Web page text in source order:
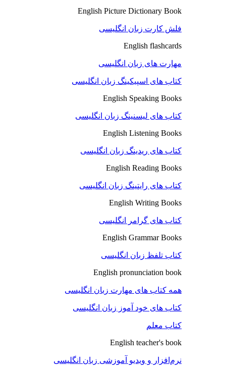
English Picture Dictionary Book
فلش کارت زبان انگلیسی
English flashcards
مهارت های زبان انگلیسی
کتاب های اسپیکینگ زبان انگلیسی
English Speaking Books
کتاب های لیسنینگ زبان انگلیسی
English Listening Books
کتاب های ریدینگ زبان انگلیسی
English Reading Books
کتاب های رایتینگ زبان انگلیسی
English Writing Books
کتاب های گرامر انگلیسی
English Grammar Books
کتاب تلفظ زبان انگلیسی
English pronunciation book
همه کتاب های مهارت زبان انگلیسی
کتاب های خود آموز زبان انگلیسی
کتاب معلم
English teacher's book
نرم‌افزار و ویدیو آموزشی زبان انگلیسی